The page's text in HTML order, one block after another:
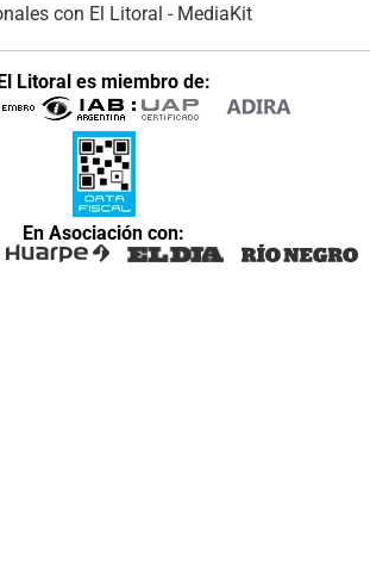
con El Litoral - MediaKit
Litoral es miembro de:
En Asociación con: